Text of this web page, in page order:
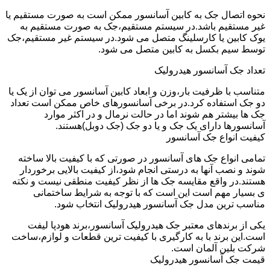
نحوه اتصال جک به کابین آسانسور ممکن است به صورت مستقیم یا
غیر مستقیم باشد.در سیستم مستقیم،جک به صورت مستقیم به
یوک کابین یا کارسلینگ متصل می شود.در سیستم غیر مستقیم،جک
توسط سیم بکسل به کابین متصل می شود.
تعداد جک آسانسور هیدرولیک
متناسب با ظرفیت بار،وزن و ابعاد کابین آسانسور می توان از یک یا
دو جک استفاده کرد.در برخی آسانسورهای خاص ممکن است تعداد
جک ها بیشتر هم شوند اما در حالت نرمال و در اکثر موارد
آسانسورها دارای یک جک و یا دو جک (جک دوبل)هستند.
کیفیت انواع جک آسانسور
تمامی انواع جک های آسانسور در صورتی که با کیفیت بالا ساخته
شوند و نصب آنها به درستی انجام شود،از کیفیت بالایی برخوردار
هستند.در واقع مقایسه جک ها از نظر کیفیت منطقی نیست و نکته
ی بسیار مهم است این است که با توجه به شرایط ساختمانی
مناسب ترین مدل جک آسانسور هیدرولیک انتخاب شود.
یکی از برندهای معتبر جک هیدرولیک آسانسور،برند هودپا لیفت
است.این برند با به کارگیری با کیفیت ترین قطعات و لوازم،ساخت
شرکت بلین آلمان است.
قیمت جک آسانسور هیدرولیک